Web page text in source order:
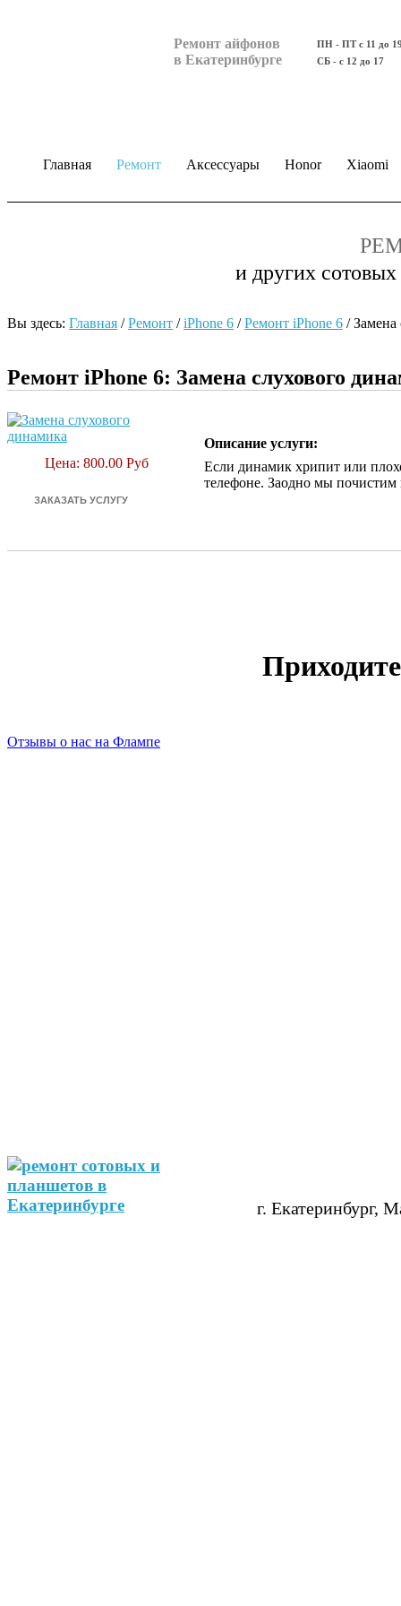
Ремонт айфонов
в Екатеринбурге
ПН - ПТ с 11 до
СБ - с 12 до 17
Главная Ремонт Аксессуары Honor Xiaomi
и других
Вы здесь: Главная /Ремонт /iPhone 6 /Ремонт iPhone 6 /Замена
Ремонт iPhone 6: Замена слухового
Цена: 800.00 Руб
Описание услуги:
Если динамик хрипит или
телефоне. Заодно мы
Отзывы о нас на Флампе
г. Екатеринбург,